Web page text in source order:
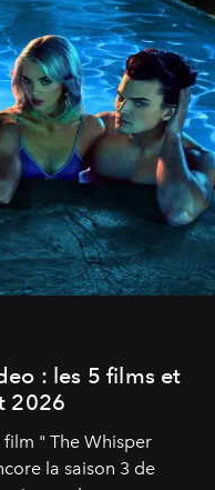
: les 5 films et
2026
film " The Whisper
la saison 3 de